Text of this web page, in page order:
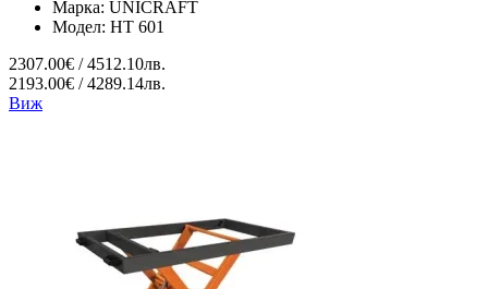
Марка: UNICRAFT
Модел: HT 601
2307.00€ / 4512.10лв.
2193.00€ / 4289.14лв.
Виж